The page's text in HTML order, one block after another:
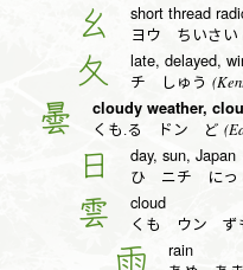
幺 short thread
ヨウ ちいさい
夂 late, delayed,
チ しゅう
曇 cloudy weather,
くも.る ドン ど
日 day, sun, Japan
ひ ニチ にっ
雲 cloud
くも ウン ず
雨 rain